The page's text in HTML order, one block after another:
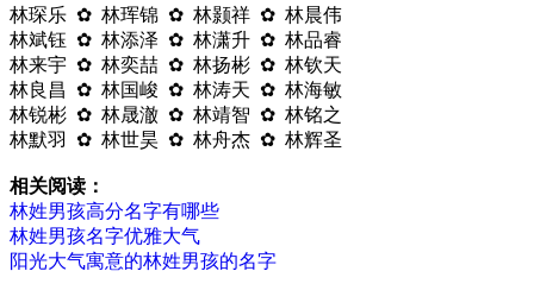
林琛乐 ✿ 林珲锦 ✿ 林颢祥 ✿ 林晨伟
林斌钰 ✿ 林添泽 ✿ 林潇升 ✿ 林品睿
林来宇 ✿ 林奕喆 ✿ 林扬彬 ✿ 林钦天
林良昌 ✿ 林国峻 ✿ 林涛天 ✿ 林海敏
林锐彬 ✿ 林晟澈 ✿ 林靖智 ✿ 林铭之
林默羽 ✿ 林世昊 ✿ 林舟杰 ✿ 林辉圣
相关阅读：
林姓男孩高分名字有哪些
林姓男孩名字优雅大气
阳光大气寓意的林姓男孩的名字